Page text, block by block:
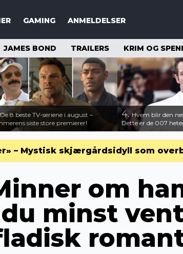
GAMING ANMELDELSER
JAMES BOND TRAILERS KRIM OG
De 8 beste TV-seriene i august –
siste store premierer!
4.Hvem blir den
Dette er de 007
– Mystisk skjærgårdsidyll som
om
minst